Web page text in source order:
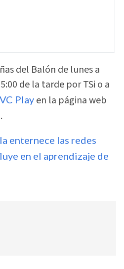
del Balón de lunes a
de la tarde por TSi o a
Play en la página web
.
enternece las redes
en el aprendizaje de